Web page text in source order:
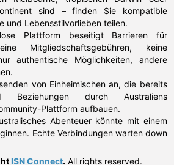
sind – finden Sie kompatible
und Lebensstilvorlieben teilen.
Plattform beseitigt Barrieren für
Mitgliedschaftsgebühren, keine
authentische Möglichkeiten, andere
von Einheimischen an, die bereits
Beziehungen durch Australiens
Plattform aufbauen.
Abenteuer könnte mit einem
Echte Verbindungen warten down
ISN Connect. All rights reserved.